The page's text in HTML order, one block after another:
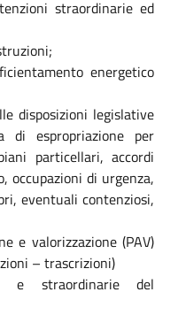
straordinarie ed
energetico
disposizioni legislative
di espropriazione per
particellari, accordi
occupazioni di urgenza,
eventuali contenziosi,
e valorizzazione (PAV)
– trascrizioni)
e straordinarie del